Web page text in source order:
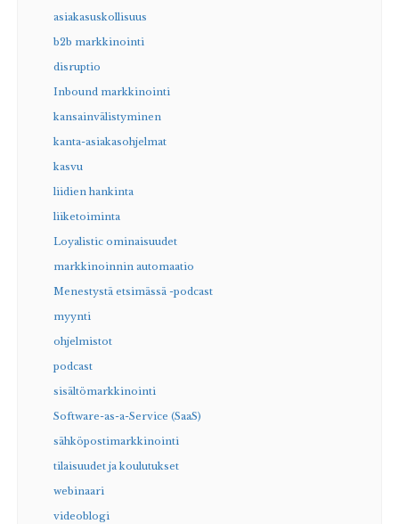
asiakasuskollisuus
b2b markkinointi
disruptio
Inbound markkinointi
kansainvälistyminen
kanta-asiakasohjelmat
kasvu
liidien hankinta
liiketoiminta
Loyalistic ominaisuudet
markkinoinnin automaatio
Menestystä etsimässä -podcast
myynti
ohjelmistot
podcast
sisältömarkkinointi
Software-as-a-Service (SaaS)
sähköpostimarkkinointi
tilaisuudet ja koulutukset
webinaari
videoblogi